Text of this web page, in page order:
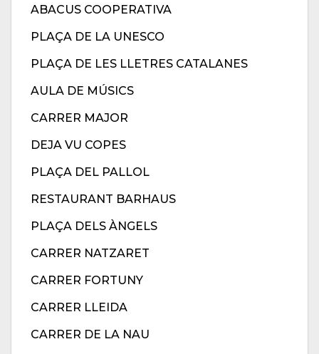
ABACUS COOPERATIVA
PLAÇA DE LA UNESCO
PLAÇA DE LES LLETRES CATALANES
AULA DE MÚSICS
CARRER MAJOR
DEJA VU COPES
PLAÇA DEL PALLOL
RESTAURANT BARHAUS
PLAÇA DELS ÀNGELS
CARRER NATZARET
CARRER FORTUNY
CARRER LLEIDA
CARRER DE LA NAU